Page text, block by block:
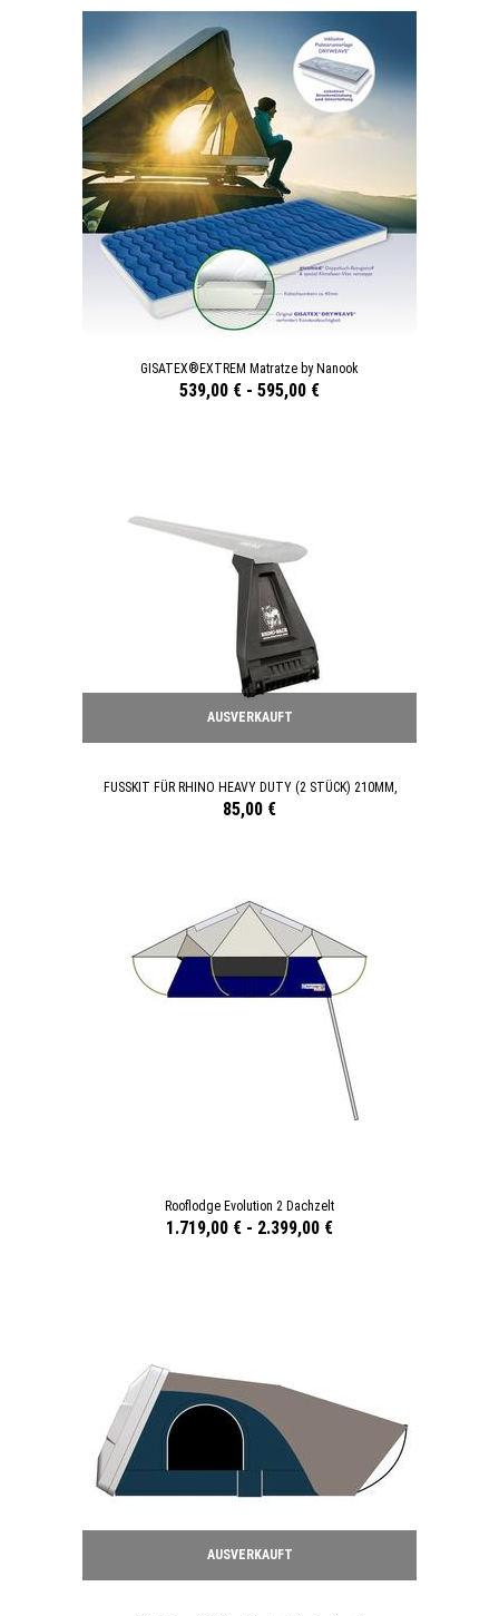
GISATEX®EXTREM Matratze by Nanook
539,00 € - 595,00 €
AUSVERKAUFT
FUSSKIT FÜR RHINO HEAVY DUTY (2 STÜCK) 210MM,
85,00 €
Rooflodge Evolution 2 Dachzelt
1.719,00 € - 2.399,00 €
AUSVERKAUFT